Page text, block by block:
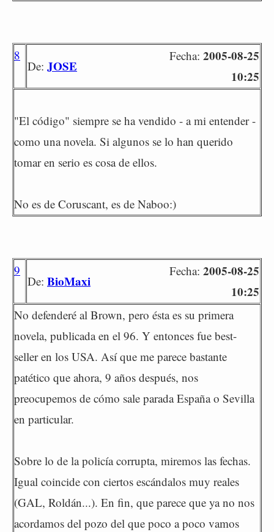
8
De: JOSE
Fecha: 2005-08-25
10:25
"El código" siempre se ha vendido - a mi entender -
como una novela. Si algunos se lo han querido
tomar en serio es cosa de ellos.
No es de Coruscant, es de Naboo:)
9
De: BioMaxi
Fecha: 2005-08-25
10:25
No defenderé al Brown, pero ésta es su primera
novela, publicada en el 96. Y entonces fue best-
seller en los USA. Así que me parece bastante
patético que ahora, 9 años después, nos
preocupemos de cómo sale parada España o Sevilla
en particular.
Sobre lo de la policía corrupta, miremos las fechas.
Igual coincide con ciertos escándalos muy reales
(GAL, Roldán...). En fin, que parece que ya no nos
acordamos del pozo del que poco a poco vamos